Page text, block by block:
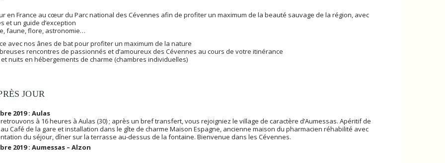
en France au cœur du Parc national des Cévennes afin de profiter un maximum de la beauté sauvage de la région, avec
et un guide d’exception
faune, flore, astronomie…
avec nos ânes de bat pour profiter un maximum de la nature
rencontres de passionnés et d’amoureux des Cévennes au cours de votre itinérance
nuits en hébergements de charme (chambres individuelles)
JOUR
2019 : Aulas
à 16 heures à Aulas (30) ; après un bref transfert, vous rejoigniez le village de caractère d’Aumessas. Apéritif de
Café de la gare et installation dans le gîte de charme Maison Espagne, ancienne maison du pharmacien réhabilité avec
du séjour, dîner sur la terrasse au-dessus de la fontaine. Bienvenue dans les Cévennes.
2019 : Aumessas – Alzon